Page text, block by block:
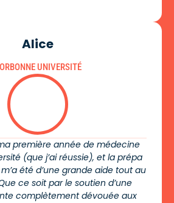
Alice
UNIVERSITÉ
première année de médecine
(que j’ai réussie), et la prépa
été d’une grande aide tout au
ce soit par le soutien d’une
complètement dévouée aux